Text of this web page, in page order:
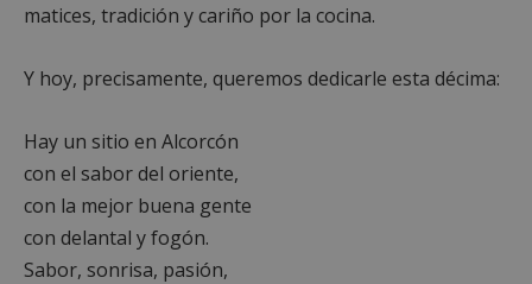
matices, tradición y cariño por la cocina.
Y hoy, precisamente, queremos dedicarle esta décima:
Hay un sitio en Alcorcón
con el sabor del oriente,
con la mejor buena gente
con delantal y fogón.
Sabor, sonrisa, pasión,